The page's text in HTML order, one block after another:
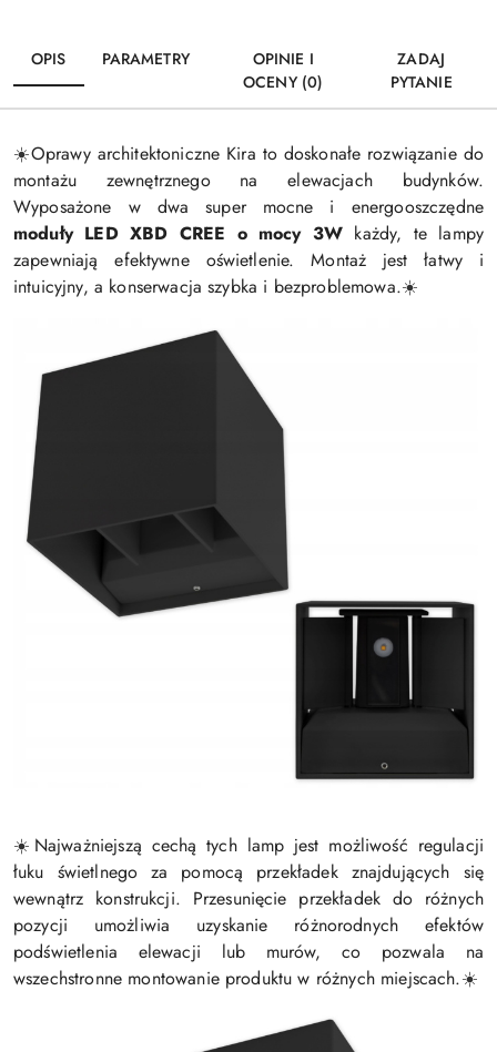
OPIS PARAMETRY
OPINIE I
OCENY (0)
ZADAJ
PYTANIE
☀️Oprawy architektoniczne Kira to doskonałe rozwiązanie do
montażu zewnętrznego na elewacjach budynków.
Wyposażone w dwa super mocne i energooszczędne
moduły LED XBD CREE o mocy 3W każdy, te lampy
zapewniają efektywne oświetlenie. Montaż jest łatwy i
intuicyjny, a konserwacja szybka i bezproblemowa.☀️
☀️ Najważniejszą cechą tych lamp jest możliwość regulacji
łuku świetlnego za pomocą przekładek znajdujących się
wewnątrz konstrukcji. Przesunięcie przekładek do różnych
pozycji umożliwia uzyskanie różnorodnych efektów
podświetlenia elewacji lub murów, co pozwala na
wszechstronne montowanie produktu w różnych miejscach.☀️